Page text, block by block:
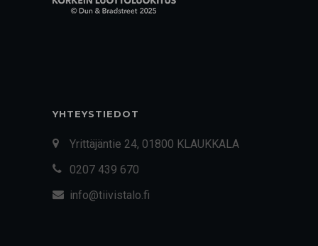
YHTEYSTIEDOT
Yrittäjäntie 24, 01800 KLAUKKALA
0207 439 670
info@tiivistalo.fi